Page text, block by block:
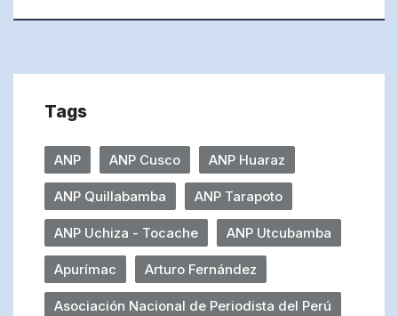
Tags
ANP ANP Cusco ANP Huaraz
ANP Quillabamba ANP Tarapoto
ANP Uchiza - Tocache ANP Utcubamba
Apurímac Arturo Fernández
Asociación Nacional de Periodista del Perú